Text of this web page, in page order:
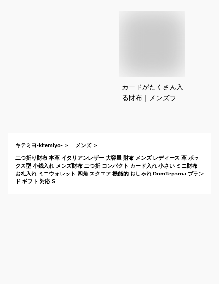
カードがたくさん入
る財布｜メンズブラ
キテミヨ-kitemiyo- メンズ
二つ折り財布 本革 イタリアンレザー 大容量 財布 メンズ レディース 革 ボッ
クス型 小銭入れ メンズ財布 二つ折 コンパクト カード入れ 小さい ミニ財布
お札入れ ミニウォレット 四角 スクエア 機能的 おしゃれ DomTeporna ブラン
ド ギフト 対応 S